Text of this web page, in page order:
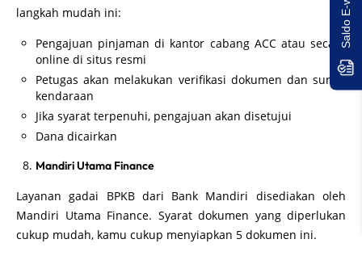
langkah mudah ini:
Pengajuan pinjaman di kantor cabang ACC atau secara
online di situs resmi
Petugas akan melakukan verifikasi dokumen dan survei
kendaraan
Jika syarat terpenuhi, pengajuan akan disetujui
Dana dicairkan
Mandiri Utama Finance
Layanan gadai BPKB dari Bank Mandiri disediakan oleh
Mandiri Utama Finance. Syarat dokumen yang diperlukan
cukup mudah, kamu cukup menyiapkan 5 dokumen ini.